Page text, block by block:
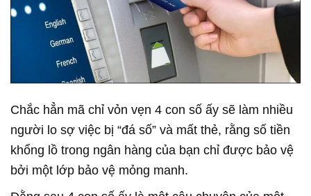
Chắc hẳn mã chỉ vỏn vẹn 4 con số ấy sẽ làm nhiều
người lo sợ việc bị “đá số” và mất thẻ, rằng số tiền
khổng lồ trong ngân hàng của bạn chỉ được bảo vệ
bởi một lớp bảo vệ mỏng manh.